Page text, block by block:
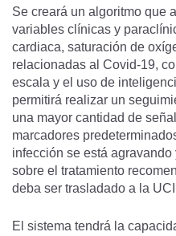
Se creará un algoritmo que
variables clínicas y
cardiaca, saturación de
relacionadas al Covid-19,
escala y el uso de
permitirá realizar un
una mayor cantidad de
marcadores
infección se está
sobre el tratamiento
deba ser trasladado a la
El sistema tendrá la